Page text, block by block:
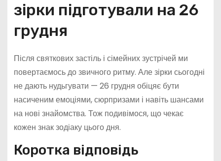
зірки підготували на 26
грудня
Після святкових застіль і сімейних зустрічей ми
повертаємось до звичного ритму. Але зірки сьогодні
не дають нудьгувати — 26 грудня обіцяє бути
насиченим емоціями, сюрпризами і навіть шансами
на нові знайомства. Тож подивімося, що чекає
кожен знак зодіаку цього дня.
Коротка відповідь